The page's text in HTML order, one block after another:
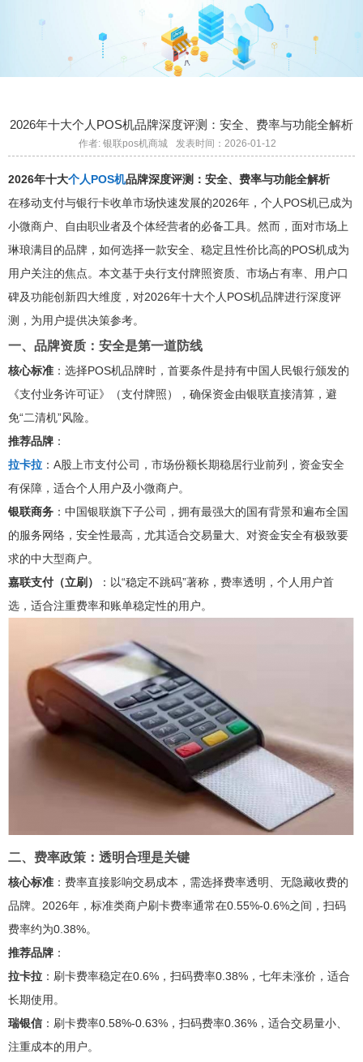
2026年十大个人POS机品牌深度评测：安全、费率与功能全解析
作者: 银联pos机商城 发表时间：2026-01-12
2026年十大个人POS机品牌深度评测：安全、费率与功能全解析
在移动支付与银行卡收单市场快速发展的2026年，个人POS机已成为
小微商户、自由职业者及个体经营者的必备工具。然而，面对市场上
琳琅满目的品牌，如何选择一款安全、稳定且性价比高的POS机成为
用户关注的焦点。本文基于央行支付牌照资质、市场占有率、用户口
碑及功能创新四大维度，对2026年十大个人POS机品牌进行深度评
测，为用户提供决策参考。
一、品牌资质：安全是第一道防线
核心标准 ：选择POS机品牌时，首要条件是持有中国人民银行颁发的
《支付业务许可证》（支付牌照），确保资金由银联直接清算，避
免“二清机”风险。
推荐品牌 ：
拉卡拉 ：A股上市支付公司，市场份额长期稳居行业前列，资金安全
有保障，适合个人用户及小微商户。
银联商务 ：中国银联旗下子公司，拥有最强大的国有背景和遍布全国
的服务网络，安全性最高，尤其适合交易量大、对资金安全有极致要
求的中大型商户。
嘉联支付（立刷）
：以“稳定不跳码”著称，费率透明，个人用户首
选，适合注重费率和账单稳定性的用户。
二、费率政策：透明合理是关键
核心标准 ：费率直接影响交易成本，需选择费率透明、无隐藏收费的
品牌。2026年，标准类商户刷卡费率通常在0.55%-0.6%之间，扫码
费率约为0.38%。
推荐品牌 ：
拉卡拉 ：刷卡费率稳定在0.6%，扫码费率0.38%，七年未涨价，适合
长期使用。
瑞银信 ：刷卡费率0.58%-0.63%，扫码费率0.36%，适合交易量小、
注重成本的用户。